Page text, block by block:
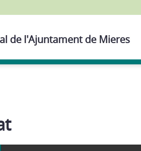
de l'Ajuntament de Mieres